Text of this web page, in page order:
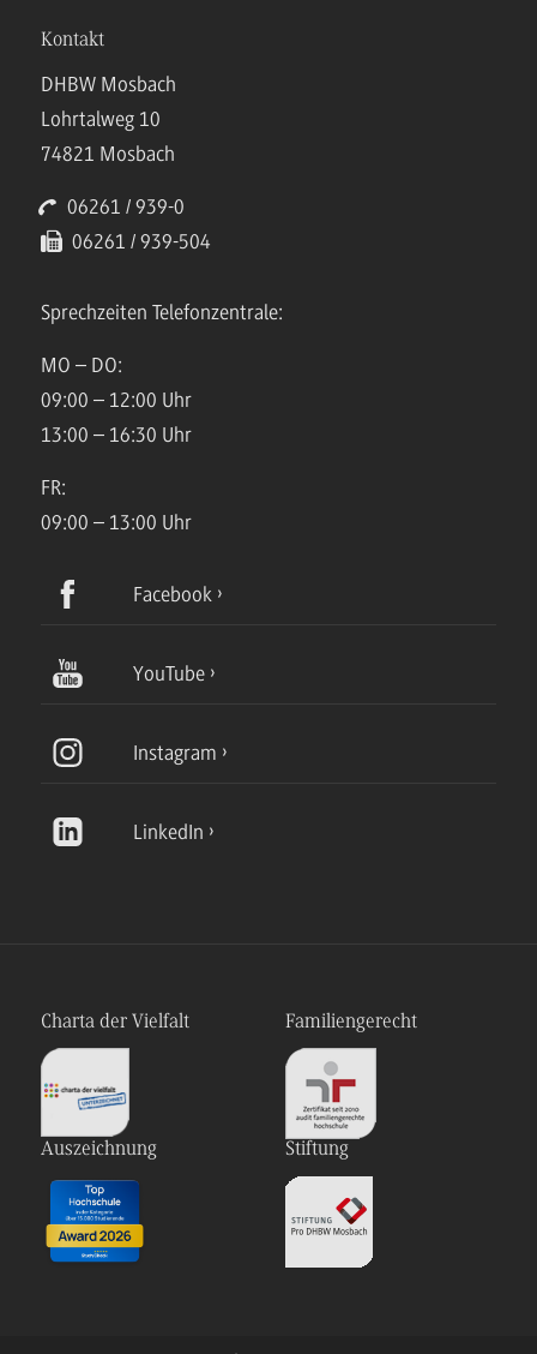
Kontakt
DHBW Mosbach
Lohrtalweg 10
74821 Mosbach
06261 / 939-0
06261 / 939-504
Sprechzeiten Telefonzentrale:
MO – DO:
09:00 – 12:00 Uhr
13:00 – 16:30 Uhr
FR:
09:00 – 13:00 Uhr
Facebook
YouTube
Instagram
LinkedIn
Charta der Vielfalt Familiengerecht
Auszeichnung Stiftung